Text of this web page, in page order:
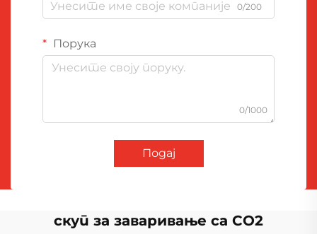
0/200
Порука
0/1000
Подај
скуп за заваривање са CO2